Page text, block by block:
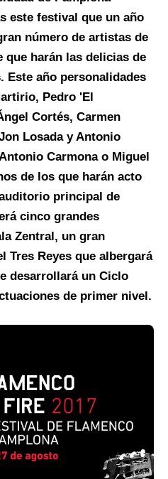
este festival que un año
número de artistas de
que harán las delicias de
Este año personalidades
Pedro 'El
Cortés, Carmen
Losada y Antonio
Carmona o Miguel
de los que harán acto
principal de
cinco grandes
Zentral, un gran
Tres Reyes que albergará
desarrollará un Ciclo
de primer nivel.